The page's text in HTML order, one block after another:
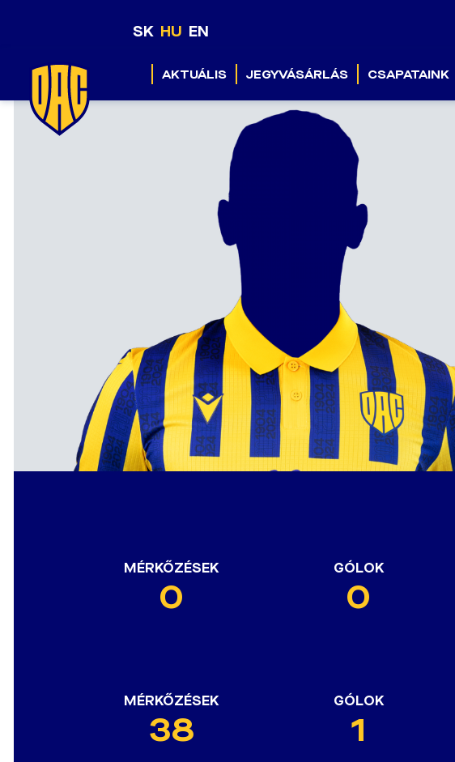
SK HU EN
AKTUÁLIS JEGYVÁSÁRLÁS CSAPATAINK
MÉRKŐZÉSEK
0
GÓLOK
0
MÉRKŐZÉSEK
38
GÓLOK
1